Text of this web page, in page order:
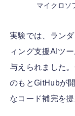
マイクロソ
実験では、ラン
ィング支援AIツ
与えられました
のもとGitHubが
なコード補完を